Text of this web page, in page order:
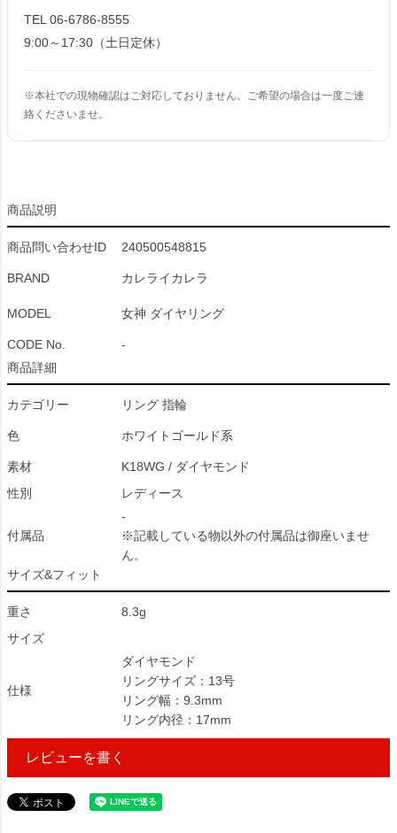
TEL 06-6786-8555
9:00～17:30（土日定休）
※本社での現物確認はご対応しておりません。ご希望の場合は一度ご連
絡くださいませ。
商品説明
商品問い合わせID 240500548815
BRAND カレライカレラ
MODEL 女神 ダイヤリング
CODE No.
-
商品詳細
カテゴリー リング 指輪
色 ホワイトゴールド系
素材
K18WG / ダイヤモンド
性別
レディース
付属品
-
※記載している物以外の付属品は御座いませ
ん。
サイズ&フィット
重さ
8.3g
サイズ
仕様
ダイヤモンド
リングサイズ：13号
リング幅：9.3mm
リング内径：17mm
レビューを書く